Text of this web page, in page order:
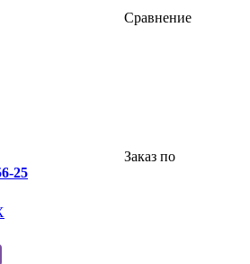
Сравнение
Заказ по
25